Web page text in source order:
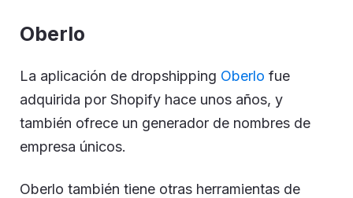
Oberlo
La aplicación de dropshipping Oberlo fue
adquirida por Shopify hace unos años, y
también ofrece un generador de nombres de
empresa únicos.
Oberlo también tiene otras herramientas de